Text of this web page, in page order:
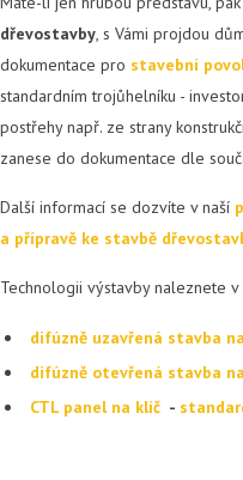
dřevostavby, s Vámi projdou
dokumentace pro stavební
standardním trojůhelníku -
postřehy např. ze strany
zanese do dokumentace dle
Další informací se dozvíte v naší
a přípravě ke stavbě
Technologii výstavby naleznete v
difúzně uzavřená stavba
difúzně otevřená stavba
CTL panel na klíč -